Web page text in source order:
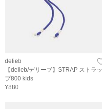
delieb
【delieb/デリーブ】STRAP ストラッ
プ800 kids
¥880